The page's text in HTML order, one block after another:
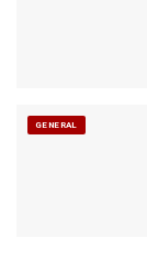
GENERAL